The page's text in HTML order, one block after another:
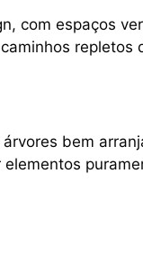
com espaços
repletos
bem